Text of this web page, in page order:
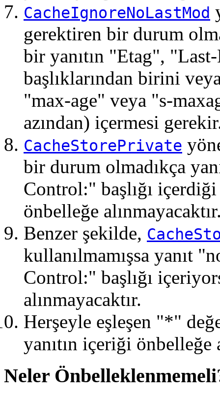
CacheIgnoreNoLastMod
gerektiren bir durum
bir yanıtın "Etag",
başlıklarından birini
"max-age" veya "s-
azından) içermesi
CacheStorePrivate
bir durum olmadıkça
Control:" başlığı
önbelleğe
Benzer şekilde,
kullanılmamışsa yanıt
Control:" başlığı
alınmayacaktır.
Herşeyle eşleşen "*"
yanıtın içeriği önbelleğe
Neler